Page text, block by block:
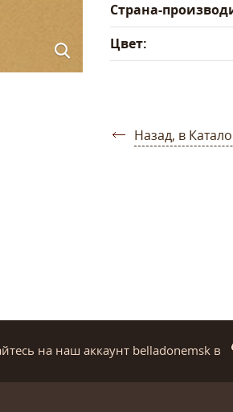
Страна-
Цвет:
Назад, в
на наш аккаунт belladonemsk в